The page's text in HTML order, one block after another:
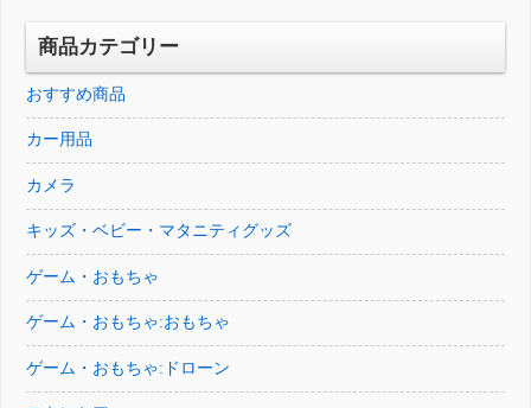
商品カテゴリー
おすすめ商品
カー用品
カメラ
キッズ・ベビー・マタニティグッズ
ゲーム・おもちゃ
ゲーム・おもちゃ:おもちゃ
ゲーム・おもちゃ:ドローン